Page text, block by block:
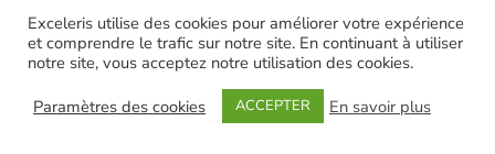
Tel: (514) 800-2552
Exceleris utilise des cookies pour améliorer votre expérience
et comprendre le trafic sur notre site. En continuant à utiliser
notre site, vous acceptez notre utilisation des cookies.
Paramètres des cookies
ACCEPTER En savoir plus